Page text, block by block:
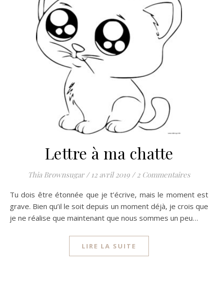
Lettre à ma chatte
Thia Brownsugar / 12 avril 2019 / 2 Commentaires
Tu dois être étonnée que je t’écrive, mais le moment est
grave. Bien qu’il le soit depuis un moment déjà, je crois que
je ne réalise que maintenant que nous sommes un peu…
LIRE LA SUITE